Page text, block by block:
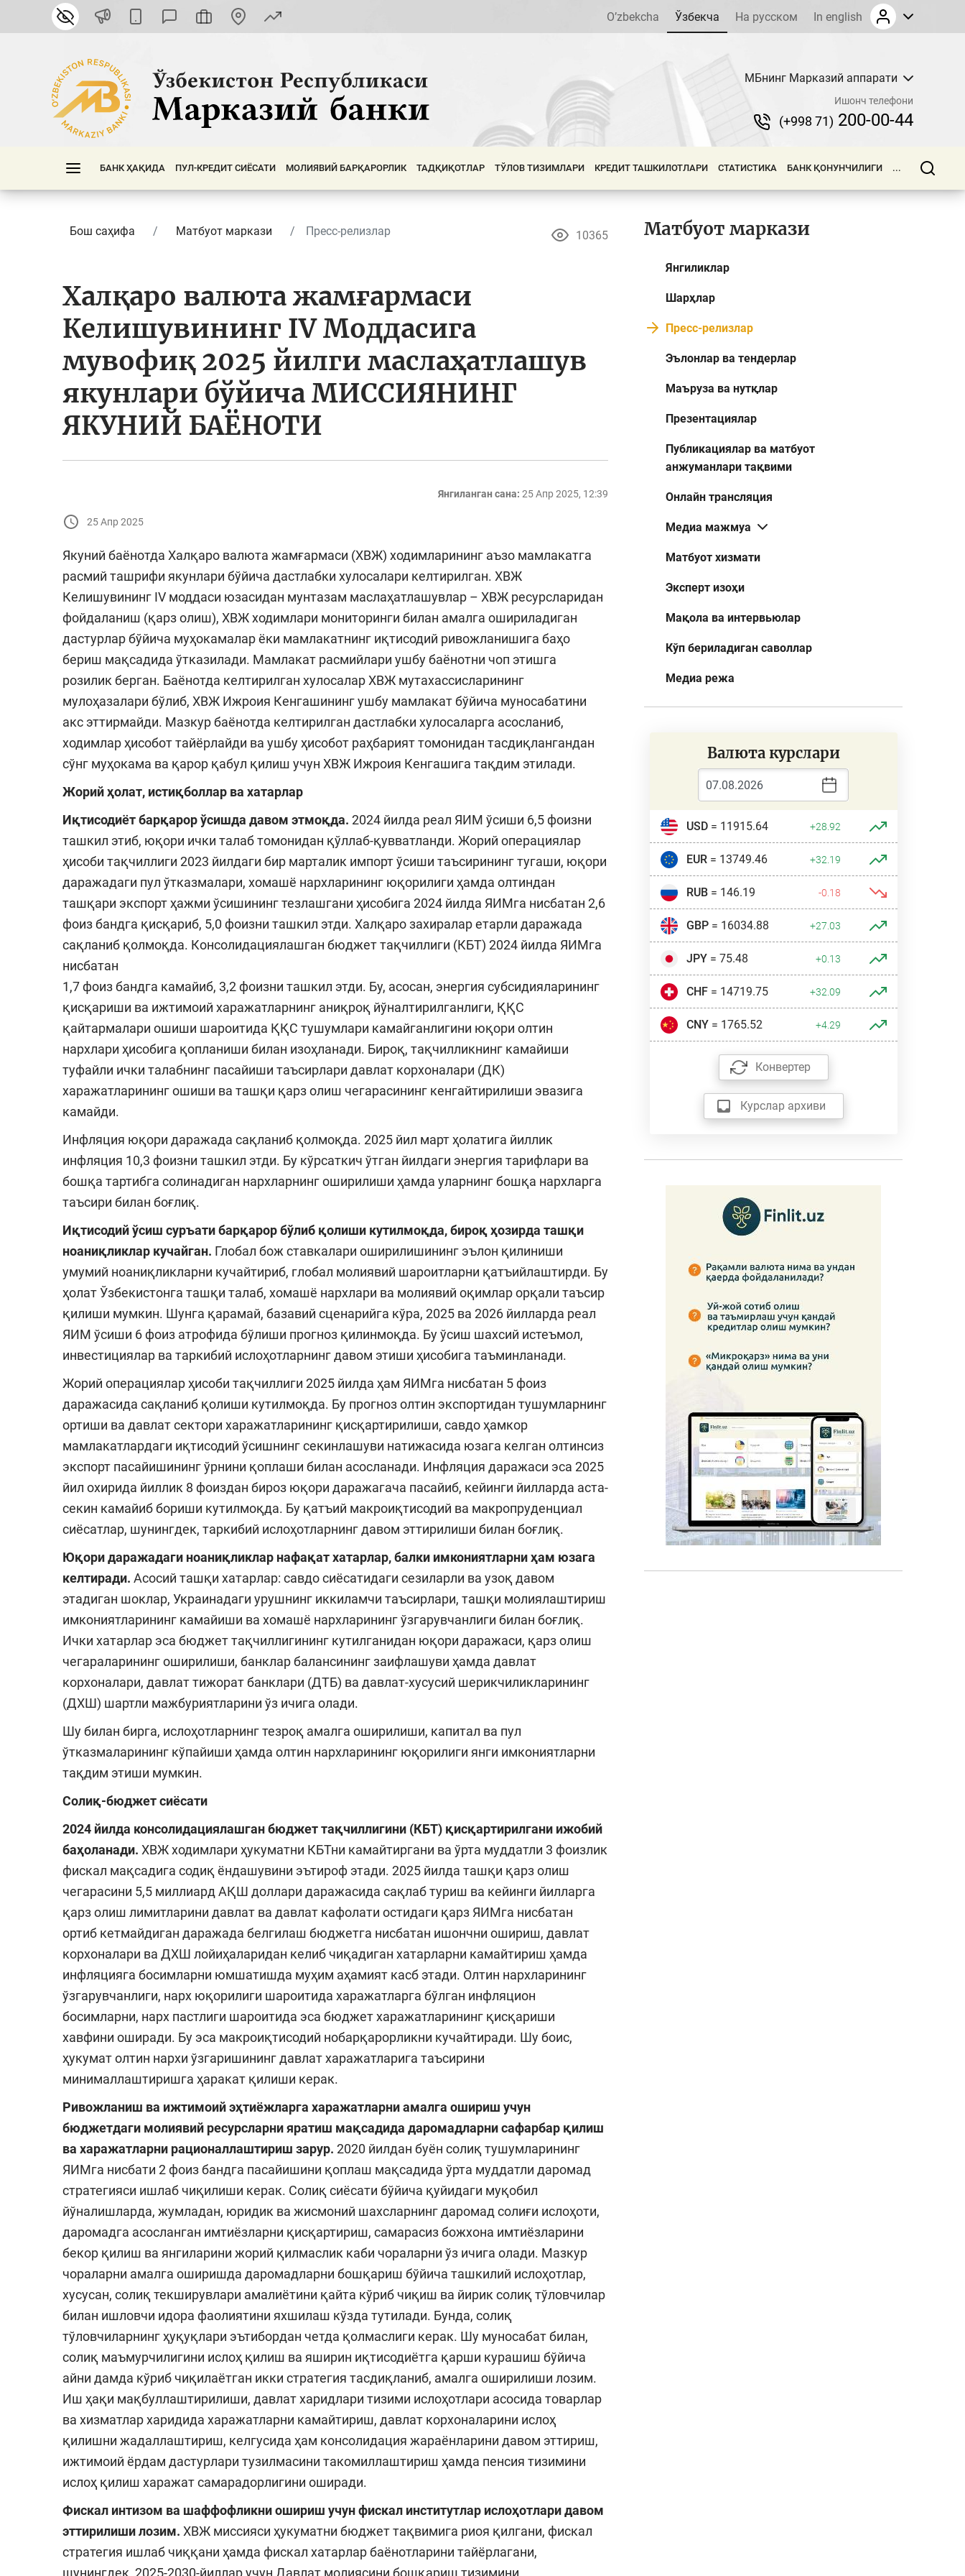
O’zbekcha Ўзбекча На русском In english
МБнинг Марказий аппарати
Ишонч телефони
(+998 71) 200-00-44
БАНК ҲАҚИДА ПУЛ-КРЕДИТ СИЁСАТИ МОЛИЯВИЙ БАРҚАРОРЛИК ТАДҚИҚОТЛАР ТЎЛОВ ТИЗИМЛАРИ КРЕДИТ ТАШКИЛОТЛАРИ СТАТИСТИКА БАНК ҚОНУНЧИЛИГИ ...
Бош саҳифа Матбуот маркази Пресс-релизлар 10365
Халқаро валюта жамғармаси
Келишувининг IV Моддасига
мувофиқ 2025 йилги маслаҳатлашув
якунлари бўйича МИССИЯНИНГ
ЯКУНИЙ БАЁНОТИ
Янгиланган сана: 25 Апр 2025, 12:39
25 Апр 2025
Якуний баёнотда Халқаро валюта жамғармаси (ХВЖ) ходимларининг аъзо мамлакатга
расмий ташрифи якунлари бўйича дастлабки хулосалари келтирилган. ХВЖ
Келишувининг IV моддаси юзасидан мунтазам маслаҳатлашувлар – ХВЖ ресурсларидан
фойдаланиш (қарз олиш), ХВЖ ходимлари мониторинги билан амалга ошириладиган
дастурлар бўйича муҳокамалар ёки мамлакатнинг иқтисодий ривожланишига баҳо
бериш мақсадида ўтказилади. Мамлакат расмийлари ушбу баёнотни чоп этишга
розилик берган. Баёнотда келтирилган хулосалар ХВЖ мутахассисларининг
мулоҳазалари бўлиб, ХВЖ Ижроия Кенгашининг ушбу мамлакат бўйича муносабатини
акс эттирмайди. Мазкур баёнотда келтирилган дастлабки хулосаларга асосланиб,
ходимлар ҳисобот тайёрлайди ва ушбу ҳисобот раҳбарият томонидан тасдиқлангандан
сўнг муҳокама ва қарор қабул қилиш учун ХВЖ Ижроия Кенгашига тақдим этилади.
Жорий ҳолат, истиқболлар ва хатарлар
Иқтисодиёт барқарор ўсишда давом этмоқда. 2024 йилда реал ЯИМ ўсиши 6,5 фоизни
ташкил этиб, юқори ички талаб томонидан қўллаб-қувватланди. Жорий операциялар
ҳисоби тақчиллиги 2023 йилдаги бир марталик импорт ўсиши таъсирининг тугаши, юқори
даражадаги пул ўтказмалари, хомашё нархларининг юқорилиги ҳамда олтиндан
ташқари экспорт ҳажми ўсишининг тезлашгани ҳисобига 2024 йилда ЯИМга нисбатан 2,6
фоиз бандга қисқариб, 5,0 фоизни ташкил этди. Халқаро захиралар етарли даражада
сақланиб қолмоқда. Консолидациялашган бюджет тақчиллиги (КБТ) 2024 йилда ЯИМга
нисбатан
1,7 фоиз бандга камайиб, 3,2 фоизни ташкил этди. Бу, асосан, энергия субсидияларининг
қисқариши ва ижтимоий харажатларнинг аниқроқ йўналтирилганлиги, ҚҚС
қайтармалари ошиши шароитида ҚҚС тушумлари камайганлигини юқори олтин
нархлари ҳисобига қопланиши билан изоҳланади. Бироқ, тақчилликнинг камайиши
туфайли ички талабнинг пасайиши таъсирлари давлат корхоналари (ДК)
харажатларининг ошиши ва ташқи қарз олиш чегарасининг кенгайтирилиши эвазига
камайди.
Инфляция юқори даражада сақланиб қолмоқда. 2025 йил март ҳолатига йиллик
инфляция 10,3 фоизни ташкил этди. Бу кўрсаткич ўтган йилдаги энергия тарифлари ва
бошқа тартибга солинадиган нархларнинг оширилиши ҳамда уларнинг бошқа нархларга
таъсири билан боғлиқ.
Иқтисодий ўсиш суръати барқарор бўлиб қолиши кутилмоқда, бироқ ҳозирда ташқи
ноаниқликлар кучайган. Глобал бож ставкалари оширилишининг эълон қилиниши
умумий ноаниқликларни кучайтириб, глобал молиявий шароитларни қатъийлаштирди. Бу
ҳолат Ўзбекистонга ташқи талаб, хомашё нархлари ва молиявий оқимлар орқали таъсир
қилиши мумкин. Шунга қарамай, базавий сценарийга кўра, 2025 ва 2026 йилларда реал
ЯИМ ўсиши 6 фоиз атрофида бўлиши прогноз қилинмоқда. Бу ўсиш шахсий истеъмол,
инвестициялар ва таркибий ислоҳотларнинг давом этиши ҳисобига таъминланади.
Жорий операциялар ҳисоби тақчиллиги 2025 йилда ҳам ЯИМга нисбатан 5 фоиз
даражасида сақланиб қолиши кутилмоқда. Бу прогноз олтин экспортидан тушумларнинг
ортиши ва давлат сектори харажатларининг қисқартирилиши, савдо ҳамкор
мамлакатлардаги иқтисодий ўсишнинг секинлашуви натижасида юзага келган олтинсиз
экспорт пасайишининг ўрнини қоплаши билан асосланади. Инфляция даражаси эса 2025
йил охирида йиллик 8 фоиздан бироз юқори даражагача пасайиб, кейинги йилларда аста-
секин камайиб бориши кутилмоқда. Бу қатъий макроиқтисодий ва макропруденциал
сиёсатлар, шунингдек, таркибий ислоҳотларнинг давом эттирилиши билан боғлиқ.
Юқори даражадаги ноаниқликлар нафақат хатарлар, балки имкониятларни ҳам юзага
келтиради. Асосий ташқи хатарлар: савдо сиёсатидаги сезиларли ва узоқ давом
этадиган шоклар, Украинадаги урушнинг иккиламчи таъсирлари, ташқи молиялаштириш
имкониятларининг камайиши ва хомашё нархларининг ўзгарувчанлиги билан боғлиқ.
Ички хатарлар эса бюджет тақчиллигининг кутилганидан юқори даражаси, қарз олиш
чегараларининг оширилиши, банклар балансининг заифлашуви ҳамда давлат
корхоналари, давлат тижорат банклари (ДТБ) ва давлат-хусусий шерикчиликларининг
(ДХШ) шартли мажбуриятларини ўз ичига олади.
Шу билан бирга, ислоҳотларнинг тезроқ амалга оширилиши, капитал ва пул
ўтказмаларининг кўпайиши ҳамда олтин нархларининг юқорилиги янги имкониятларни
тақдим этиши мумкин.
Солиқ-бюджет сиёсати
2024 йилда консолидациялашган бюджет тақчиллигини (КБТ) қисқартирилгани ижобий
баҳоланади. ХВЖ ходимлари ҳукуматни КБТни камайтиргани ва ўрта муддатли 3 фоизлик
фискал мақсадига содиқ ёндашувини эътироф этади. 2025 йилда ташқи қарз олиш
чегарасини 5,5 миллиард АҚШ доллари даражасида сақлаб туриш ва кейинги йилларга
қарз олиш лимитларини давлат ва давлат кафолати остидаги қарз ЯИМга нисбатан
ортиб кетмайдиган даражада белгилаш бюджетга нисбатан ишончни ошириш, давлат
корхоналари ва ДХШ лойиҳаларидан келиб чиқадиган хатарларни камайтириш ҳамда
инфляцияга босимларни юмшатишда муҳим аҳамият касб этади. Олтин нархларининг
ўзгарувчанлиги, нарх юқорилиги шароитида харажатларга бўлган инфляцион
босимларни, нарх пастлиги шароитида эса бюджет харажатларининг қисқариши
хавфини оширади. Бу эса макроиқтисодий нобарқарорликни кучайтиради. Шу боис,
ҳукумат олтин нархи ўзгаришининг давлат харажатларига таъсирини
минималлаштиришга ҳаракат қилиши керак.
Ривожланиш ва ижтимоий эҳтиёжларга харажатларни амалга ошириш учун
бюджетдаги молиявий ресурсларни яратиш мақсадида даромадларни сафарбар қилиш
ва харажатларни рационаллаштириш зарур. 2020 йилдан буён солиқ тушумларининг
ЯИМга нисбати 2 фоиз бандга пасайишини қоплаш мақсадида ўрта муддатли даромад
стратегияси ишлаб чиқилиши керак. Солиқ сиёсати бўйича қуйидаги муқобил
йўналишларда, жумладан, юридик ва жисмоний шахсларнинг даромад солиғи ислоҳоти,
даромадга асосланган имтиёзларни қисқартириш, самарасиз божхона имтиёзларини
бекор қилиш ва янгиларини жорий қилмаслик каби чораларни ўз ичига олади. Мазкур
чораларни амалга оширишда даромадларни бошқариш бўйича ташкилий ислоҳотлар,
хусусан, солиқ текширувлари амалиётини қайта кўриб чиқиш ва йирик солиқ тўловчилар
билан ишловчи идора фаолиятини яхшилаш кўзда тутилади. Бунда, солиқ
тўловчиларнинг ҳуқуқлари эътибордан четда қолмаслиги керак. Шу муносабат билан,
солиқ маъмурчилигини ислоҳ қилиш ва яширин иқтисодиётга қарши курашиш бўйича
айни дамда кўриб чиқилаётган икки стратегия тасдиқланиб, амалга оширилиши лозим.
Иш ҳақи мақбуллаштирилиши, давлат харидлари тизими ислоҳотлари асосида товарлар
ва хизматлар харидида харажатларни камайтириш, давлат корхоналарини ислоҳ
қилишни жадаллаштириш, келгусида ҳам консолидация жараёнларини давом эттириш,
ижтимоий ёрдам дастурлари тузилмасини такомиллаштириш ҳамда пенсия тизимини
ислоҳ қилиш харажат самарадорлигини оширади.
Фискал интизом ва шаффофликни ошириш учун фискал институтлар ислоҳотлари давом
эттирилиши лозим. ХВЖ миссияси ҳукуматни бюджет тақвимига риоя қилгани, фискал
стратегия ишлаб чиққани ҳамда фискал хатарлар баёнотларини тайёрлагани,
Матбуот маркази
Янгиликлар
Шарҳлар
Пресс-релизлар
Эълонлар ва тендерлар
Маъруза ва нутқлар
Презентациялар
Публикациялар ва матбуот
анжуманлари тақвими
Онлайн трансляция
Медиа мажмуа
Матбуот хизмати
Эксперт изоҳи
Мақола ва интервьюлар
Кўп бериладиган саволлар
Медиа режа
Валюта курслари
USD= 11915.64 +28.92
EUR= 13749.46 +32.19
RUB= 146.19 -0.18
GBP= 16034.88 +27.03
JPY= 75.48 +0.13
CHF= 14719.75 +32.09
CNY= 1765.52 +4.29
Конвертер
Курслар архиви